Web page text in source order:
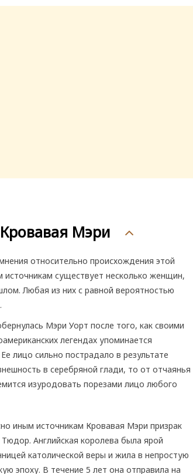
Мэри
относительно происхождения этой
источникам существует несколько женщин,
Любая из них с равной вероятностью
Мэри Уорт после того, как своими
легендах упоминается
лицо сильно пострадало в результате
в серебряной глади, то от отчаянья
изуродовать порезами лицо любого
иным источникам Кровавая Мэри призрак
Английская королева была ярой
католической веры и жила в непростую
эпоху. В течение 5 лет она отправила на